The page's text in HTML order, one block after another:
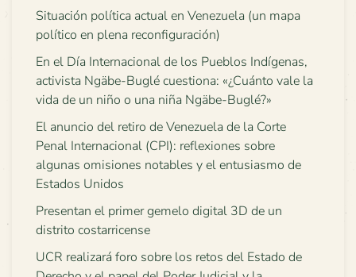
Situación política actual en Venezuela (un mapa
político en plena reconfiguración)
En el Día Internacional de los Pueblos Indígenas,
activista Ngäbe-Buglé cuestiona: «¿Cuánto vale la
vida de un niño o una niña Ngäbe-Buglé?»
El anuncio del retiro de Venezuela de la Corte
Penal Internacional (CPI): reflexiones sobre
algunas omisiones notables y el entusiasmo de
Estados Unidos
Presentan el primer gemelo digital 3D de un
distrito costarricense
UCR realizará foro sobre los retos del Estado de